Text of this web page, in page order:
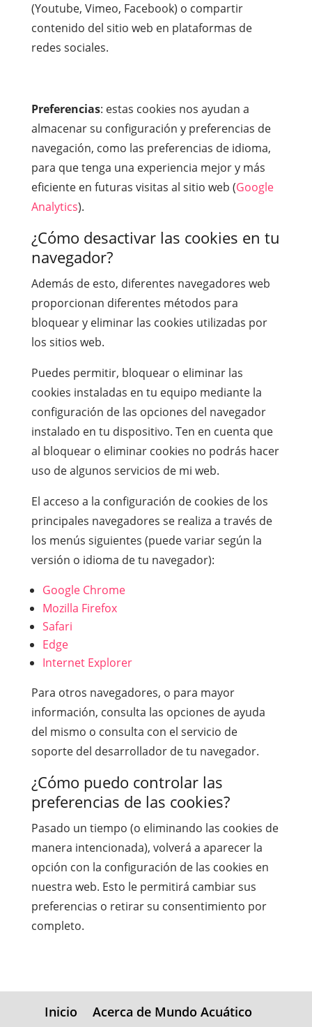
(Youtube, Vimeo, Facebook) o compartir
contenido del sitio web en plataformas de
redes sociales.
Preferencias: estas cookies nos ayudan a
almacenar su configuración y preferencias de
navegación, como las preferencias de idioma,
para que tenga una experiencia mejor y más
eficiente en futuras visitas al sitio web (Google
Analytics).
¿Cómo desactivar las cookies en tu
navegador?
Además de esto, diferentes navegadores web
proporcionan diferentes métodos para
bloquear y eliminar las cookies utilizadas por
los sitios web.
Puedes permitir, bloquear o eliminar las
cookies instaladas en tu equipo mediante la
configuración de las opciones del navegador
instalado en tu dispositivo. Ten en cuenta que
al bloquear o eliminar cookies no podrás hacer
uso de algunos servicios de mi web.
El acceso a la configuración de cookies de los
principales navegadores se realiza a través de
los menús siguientes (puede variar según la
versión o idioma de tu navegador):
Google Chrome
Mozilla Firefox
Safari
Edge
Internet Explorer
Para otros navegadores, o para mayor
información, consulta las opciones de ayuda
del mismo o consulta con el servicio de
soporte del desarrollador de tu navegador.
¿Cómo puedo controlar las
preferencias de las cookies?
Pasado un tiempo (o eliminando las cookies de
manera intencionada), volverá a aparecer la
opción con la configuración de las cookies en
nuestra web. Esto le permitirá cambiar sus
preferencias o retirar su consentimiento por
completo.
Inicio
Acerca de Mundo Acuático